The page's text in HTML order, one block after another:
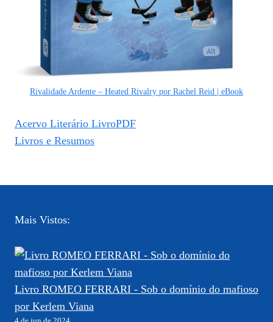
Rivalidade Ardente – Heated Rivalry por Rachel Reid | eBook
Acervo Literário LivroPDF
Livros e Resumos
Mais Vistos:
Livro ROMEO FERRARI - Sob o domínio do mafioso
por Kerlem Viana